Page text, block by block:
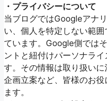
・プライバシーについて
当ブログではGoogleアナ
い、個人を特定しない範
ています。Google側では
ントと紐付けパーソナラ
す。その情報は取り扱い
企画立案など、皆様のお
ます。